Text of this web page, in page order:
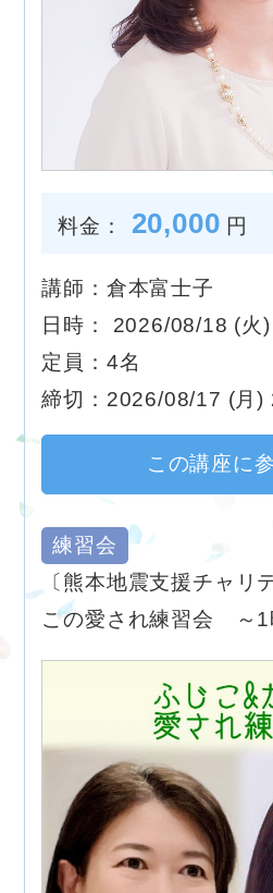
料金： 20,000 円
講師：倉本富士子
日時： 2026/08/18 (火
定員：4名
締切：2026/08/17 (月)
この講座に
練習会
〔熊本地震支援チャリ
この愛され練習会 ～1